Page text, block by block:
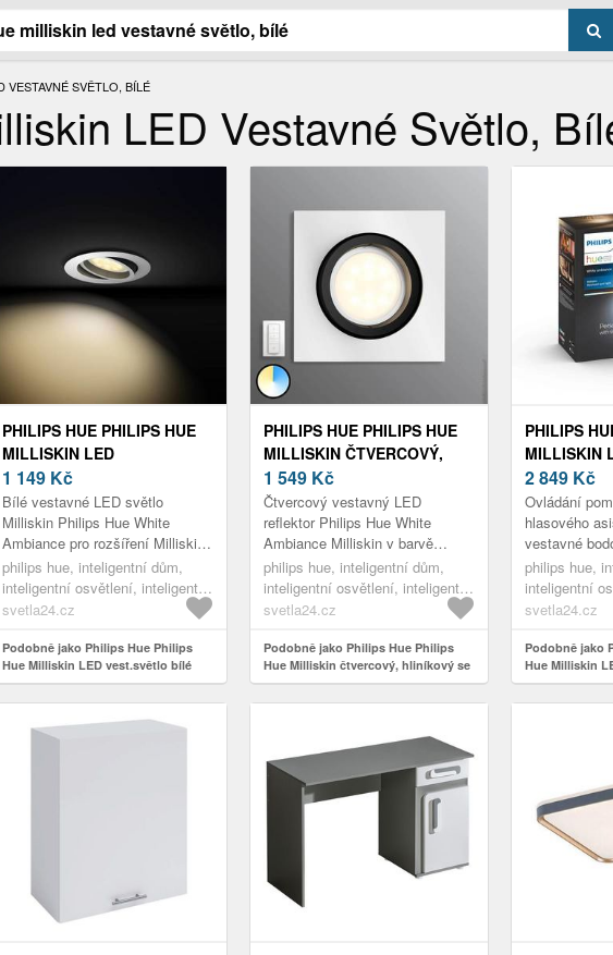
VESTAVNÉ SVĚTLO, BÍLÉ
LED Vestavné Světlo,
PHILIPS HUE PHILIPS HUE
MILLISKIN LED
VEST.SVĚTLO BÍLÉ
1 149 Kč
Bílé vestavné LED světlo
Milliskin Philips Hue White
Ambiance pro rozšíření Milliskin
je vestavné LED svítidlo Philips
Hue LED, které lze použít ja...
philips hue, inteligentní dům,
inteligentní osvětlení, inteligentní
zapuštěná světla
svetla24.cz
Podobně jako Philips Hue Philips
Hue Milliskin LED vest.světlo bílé
PHILIPS HUE PHILIPS HUE
MILLISKIN ČTVERCOVÝ,
HLINÍKOVÝ SE STMÍVAČEM
1 549 Kč
Čtvercový vestavný LED
reflektor Philips Hue White
Ambiance Milliskin v barvě
hliníku se stmívačem Čtvercový
vestavný LED reflektor Philips
Hue Mil...
philips hue, inteligentní dům,
inteligentní osvětlení, inteligentní
zapuštěná světla
svetla24.cz
Podobně jako Philips Hue Philips
Hue Milliskin čtvercový, hliníkový se
stmívačem
PHILIPS
MILLISKIN
3KS
2 849 Kč
Ovládání
hlasového
vestavné
Milliskin,
kulaté
Milliski...
philips hue,
inteligentní
zapuštěná
svetla24.cz
Podobně jako
Hue Milliskin
bílá